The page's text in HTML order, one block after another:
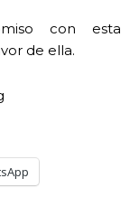
con esta
de ella.